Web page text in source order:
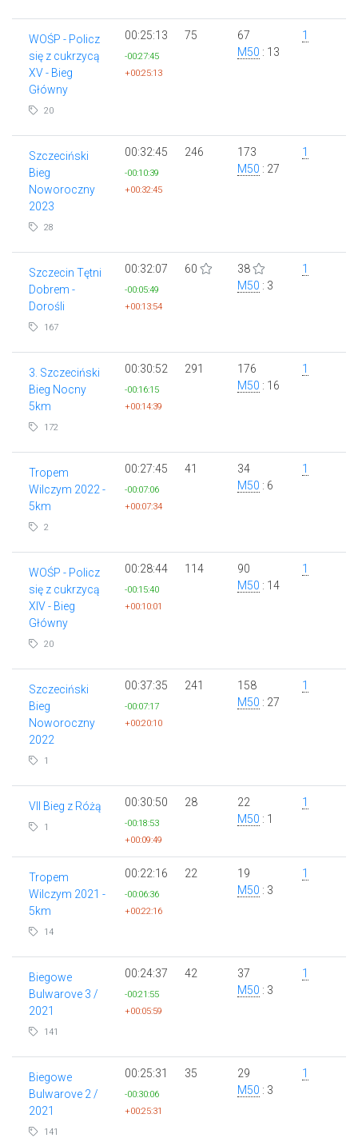
WOŚP - Policz
się z cukrzycą
XV - Bieg
Główny
20
00:25:13
-00:27:45
+00:25:13
75
67
M50 : 13
1
Szczeciński
Bieg
Noworoczny
2023
28
00:32:45
-00:10:39
+00:32:45
246
173
M50 : 27
1
Szczecin Tętni
Dobrem -
Dorośli
167
00:32:07
-00:05:49
+00:13:54
60
38
M50 : 3
1
3. Szczeciński
Bieg Nocny
5km
172
00:30:52
-00:16:15
+00:14:39
291
176
M50 : 16
1
Tropem
Wilczym 2022 -
5km
2
00:27:45
-00:07:06
+00:07:34
41
34
M50 : 6
1
WOŚP - Policz
się z cukrzycą
XIV - Bieg
Główny
20
00:28:44
-00:15:40
+00:10:01
114
90
M50 : 14
1
Szczeciński
Bieg
Noworoczny
2022
1
00:37:35
-00:07:17
+00:20:10
241
158
M50 : 27
1
VII Bieg z Różą
1
00:30:50
-00:18:53
+00:09:49
28
22
M50 : 1
1
Tropem
Wilczym 2021 -
5km
14
00:22:16
-00:06:36
+00:22:16
22
19
M50 : 3
1
Biegowe
Bulwarove 3 /
2021
141
00:24:37
-00:21:55
+00:05:59
42
37
M50 : 3
1
Biegowe
Bulwarove 2 /
2021
141
00:25:31
-00:30:06
+00:25:31
35
29
M50 : 3
1